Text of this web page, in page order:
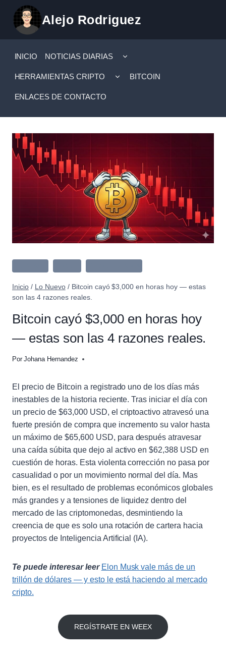
contenido
Alejo Rodriguez
INICIO NOTICIAS DIARIAS
ALTERNAR
HERRAMIENTAS CRIPTO
ALTERNAR
MENÚ
BITCOIN
ENLACES DE CONTACTO
Inicio / Lo Nuevo / Bitcoin cayó $3,000 en horas hoy — estas
son las 4 razones reales.
Bitcoin cayó $3,000 en horas hoy
— estas son las 4 razones reales.
Por Johana Hernandez
El precio de Bitcoin a registrado uno de los días más
inestables de la historia reciente. Tras iniciar el día con
un precio de $63,000 USD, el criptoactivo atravesó una
fuerte presión de compra que incremento su valor hasta
un máximo de $65,600 USD, para después atravesar
una caída súbita que dejo al activo en $62,388 USD en
cuestión de horas. Esta violenta corrección no pasa por
casualidad o por un movimiento normal del día. Mas
bien, es el resultado de problemas económicos globales
más grandes y a tensiones de liquidez dentro del
mercado de las criptomonedas, desmintiendo la
creencia de que es solo una rotación de cartera hacia
proyectos de Inteligencia Artificial (IA).
Te puede interesar leer Elon Musk vale más de un
trillón de dólares — y esto le está haciendo al mercado
cripto.
REGÍSTRATE EN WEEX